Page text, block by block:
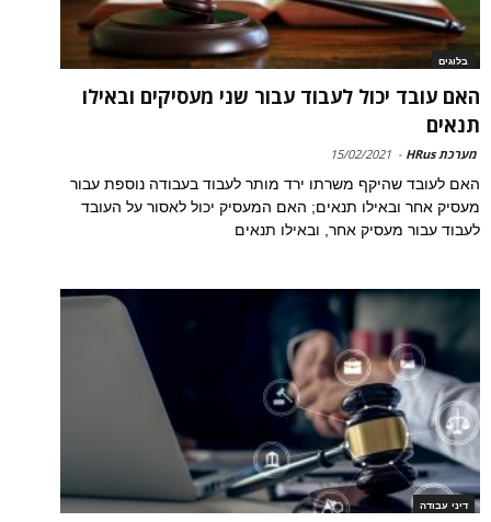
בלוגים
האם עובד יכול לעבוד עבור שני מעסיקים ובאילו
תנאים
מערכת HRus -
15/02/2021
האם לעובד שהיקף משרתו ירד מותר לעבוד בעבודה נוספת עבור
מעסיק אחר ובאילו תנאים; האם המעסיק יכול לאסור על העובד
לעבוד עבור מעסיק אחר, ובאילו תנאים
דיני עבודה